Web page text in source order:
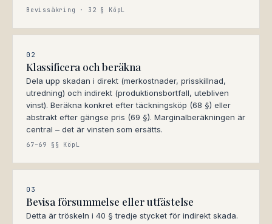
Bevissäkring · 32 § KöpL
02
Klassificera och beräkna
Dela upp skadan i direkt (merkostnader, prisskillnad,
utredning) och indirekt (produktionsbortfall, utebliven
vinst). Beräkna konkret efter täckningsköp (68 §) eller
abstrakt efter gängse pris (69 §). Marginalberäkningen är
central – det är vinsten som ersätts.
67–69 §§ KöpL
03
Bevisa försummelse eller utfästelse
Detta är tröskeln i 40 § tredje stycket för indirekt skada.